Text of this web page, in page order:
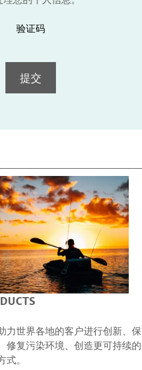
验证码
提交
力世界各地的客户进行创新、保
修复污染环境、创造更可持续的
。